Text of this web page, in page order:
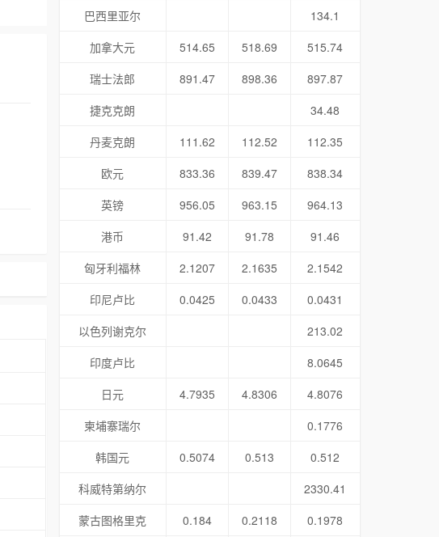
巴西里亚尔
134.1
加拿大元
514.65 518.69
515.74
瑞士法郎
891.47 898.36
897.87
捷克克朗
34.48
丹麦克朗
111.62 112.52
112.35
欧元
833.36 839.47
838.34
英镑
956.05 963.15
964.13
港币
91.42 91.78
91.46
匈牙利福林
2.1207 2.1635
2.1542
印尼卢比
0.0425 0.0433
0.0431
以色列谢克尔
213.02
印度卢比
8.0645
日元
4.7935 4.8306
4.8076
柬埔寨瑞尔
0.1776
韩国元
0.5074 0.513
0.512
科威特第纳尔
2330.41
蒙古图格里克
0.184 0.2118
0.1978